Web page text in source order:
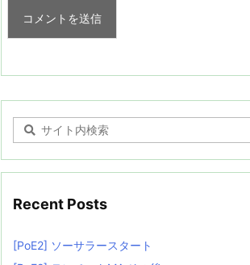
Recent Posts
[PoE2] ソーサラースタート